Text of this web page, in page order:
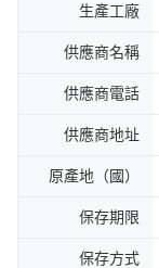
生產工廠
供應商名稱
供應商電話
供應商地址
原產地（國）
保存期限
保存方式